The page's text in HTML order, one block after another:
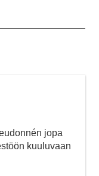
jopa
kuuluvaan